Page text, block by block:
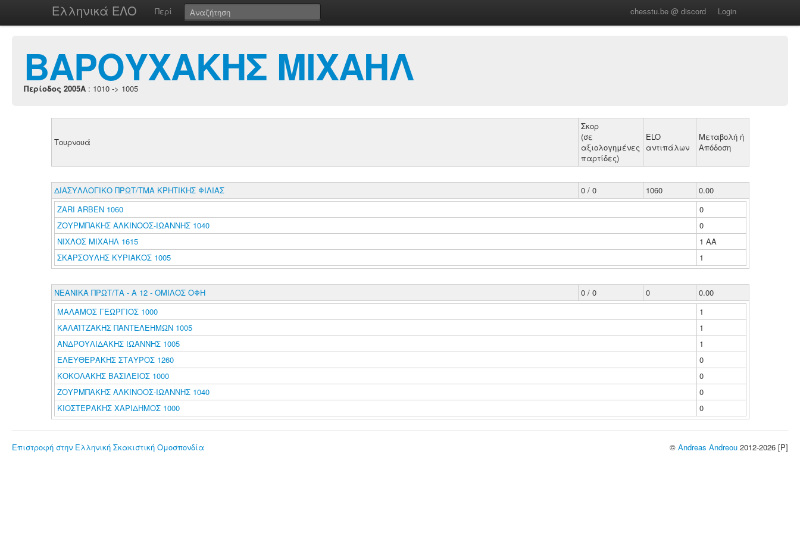
Ελληνικά ΕΛΟ Περί chesstu.be @ discord Login
ΒΑΡΟΥΧΑΚΗΣ ΜΙΧΑΗΛ
Περίοδος 2005A : 1010 -> 1005
Τουρνουά
Σκορ
(σε
αξιολογημένες
παρτίδες)
ELO
αντιπάλων
Μεταβολή ή
Απόδοση
ΔΙΑΣΥΛΛΟΓΙΚΟ ΠΡΩΤ/ΤΜΑ ΚΡΗΤΙΚΗΣ ΦΙΛΙΑΣ 0 / 0 1060
0.00
ZARI ARBEN 1060
0
ΖΟΥΡΜΠΑΚΗΣ ΑΛΚΙΝΟΟΣ-ΙΩΑΝΝΗΣ 1040
0
ΝΙΧΛΟΣ ΜΙΧΑΗΛ 1615
1 ΑΑ
ΣΚΑΡΣΟΥΛΗΣ ΚΥΡΙΑΚΟΣ 1005
1
ΝΕΑΝΙΚΑ ΠΡΩΤ/ΤΑ - Α 12 - ΟΜΙΛΟΣ ΟΦΗ 0 / 0 0
0.00
ΜΑΛΑΜΟΣ ΓΕΩΡΓΙΟΣ 1000
1
ΚΑΛΑΪΤΖΑΚΗΣ ΠΑΝΤΕΛΕΗΜΩΝ 1005
1
ΑΝΔΡΟΥΛΙΔΑΚΗΣ ΙΩΑΝΝΗΣ 1005
1
ΕΛΕΥΘΕΡΑΚΗΣ ΣΤΑΥΡΟΣ 1260
0
ΚΟΚΟΛΑΚΗΣ ΒΑΣΙΛΕΙΟΣ 1000
0
ΖΟΥΡΜΠΑΚΗΣ ΑΛΚΙΝΟΟΣ-ΙΩΑΝΝΗΣ 1040
0
ΚΙΟΣΤΕΡΑΚΗΣ ΧΑΡΙΔΗΜΟΣ 1000
0
Επιστροφή στην Ελληνική Σκακιστική Ομοσπονδία © Andreas Andreou 2012-2026 [P]